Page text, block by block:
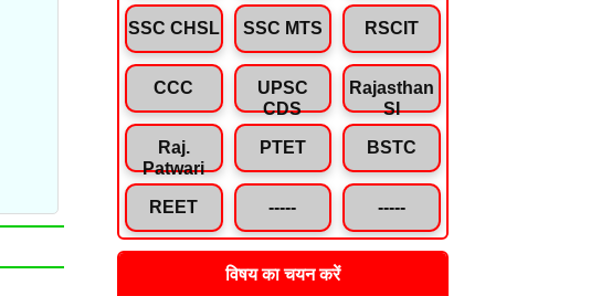
SSC CHSL SSC MTS RSCIT
CCC
UPSC
CDS
Rajasthan
SI
Raj.
Patwari
PTET BSTC
REET ----- -----
विषय का चयन करें